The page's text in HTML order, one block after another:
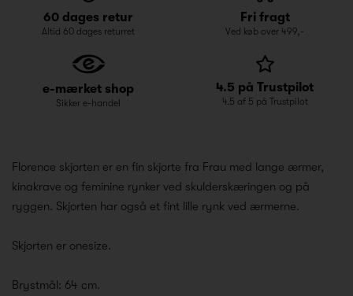
60 dages retur
Altid 60 dages returret
Fri fragt
Ved køb over 499,-
e-mærket shop
Sikker e-handel
4.5 på Trustpilot
4.5 af 5 på Trustpilot
Florence skjorten er en fin skjorte fra Frau med lange ærmer,
kinakrave og feminine rynker ved skulderskæringen og på
ryggen. Skjorten har også et fint lille rynk ved ærmerne.
Skjorten er onesize.
Brystmål: 64 cm.